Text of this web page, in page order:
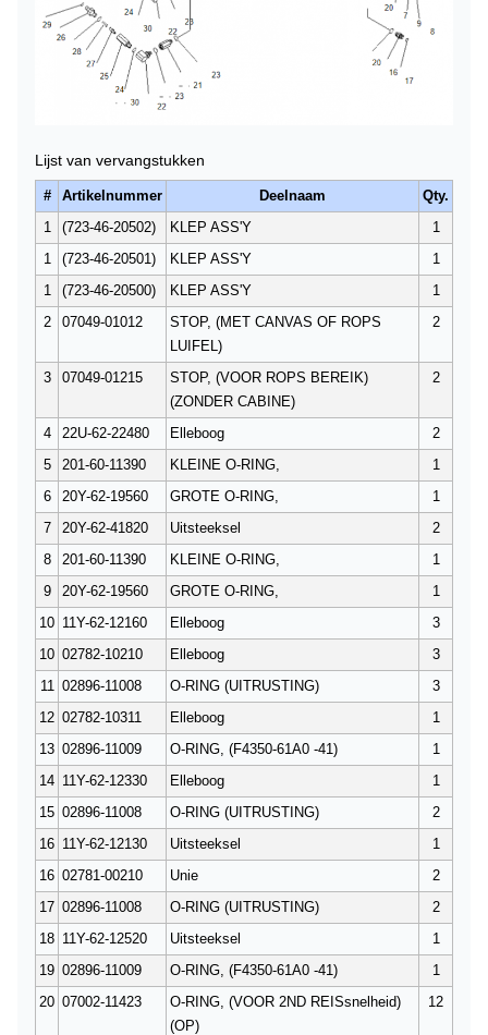
Lijst van vervangstukken
# Artikelnummer Deelnaam
Qty.
1
(723-46-20502) KLEP ASS'Y
1
1
(723-46-20501) KLEP ASS'Y
1
1
(723-46-20500) KLEP ASS'Y
1
2
07049-01012
STOP, (MET CANVAS OF ROPS
LUIFEL)
2
3 07049-01215
STOP, (VOOR ROPS BEREIK)
(ZONDER CABINE)
2
4 22U-62-22480 Elleboog
2
5
201-60-11390 KLEINE O-RING,
1
6
20Y-62-19560 GROTE O-RING,
1
7
20Y-62-41820 Uitsteeksel
2
8
201-60-11390 KLEINE O-RING,
1
9
20Y-62-19560 GROTE O-RING,
1
10 11Y-62-12160 Elleboog
3
10 02782-10210 Elleboog
3
11
02896-11008 O-RING (UITRUSTING)
3
12 02782-10311 Elleboog
1
13 02896-11009 O-RING, (F4350-61A0 -41)
1
14 11Y-62-12330 Elleboog
1
15 02896-11008 O-RING (UITRUSTING)
2
16 11Y-62-12130 Uitsteeksel
1
16 02781-00210 Unie
2
17 02896-11008 O-RING (UITRUSTING)
2
18 11Y-62-12520 Uitsteeksel
1
19 02896-11009 O-RING, (F4350-61A0 -41)
1
20 07002-11423
O-RING, (VOOR 2ND REISsnelheid)
(OP)
12